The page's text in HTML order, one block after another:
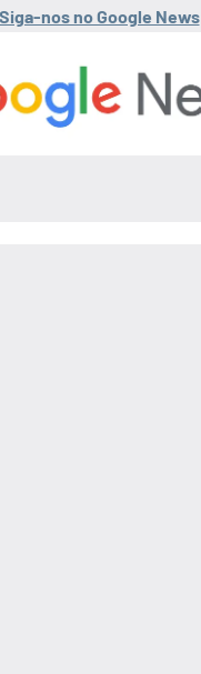
Siga-nos no Google News